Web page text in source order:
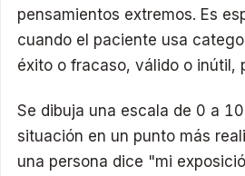
pensamientos extremos. Es
cuando el paciente usa
éxito o fracaso, válido o inútil,
Se dibuja una escala de 0 a
situación en un punto más
una persona dice "mi